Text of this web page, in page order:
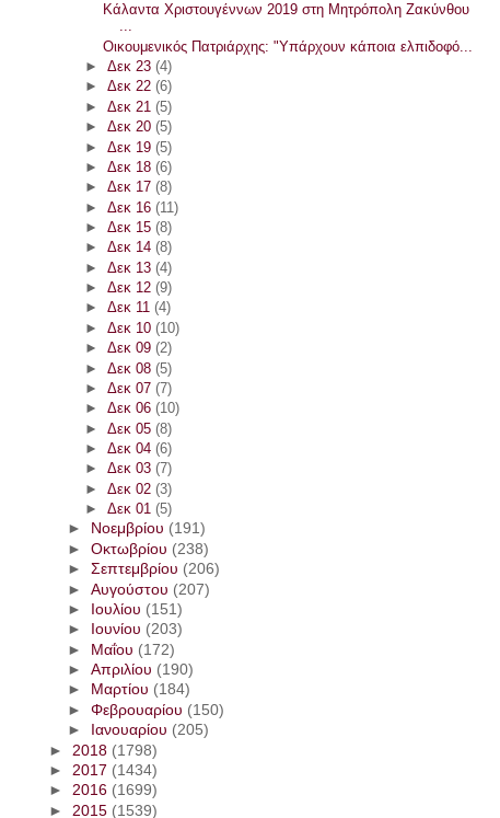
Κάλαντα Χριστουγέννων 2019 στη Μητρόπολη Ζακύνθου
...
Οικουμενικός Πατριάρχης: "Υπάρχουν κάποια ελπιδοφό...
► Δεκ 23 (4)
► Δεκ 22 (6)
► Δεκ 21 (5)
► Δεκ 20 (5)
► Δεκ 19 (5)
► Δεκ 18 (6)
► Δεκ 17 (8)
► Δεκ 16 (11)
► Δεκ 15 (8)
► Δεκ 14 (8)
► Δεκ 13 (4)
► Δεκ 12 (9)
► Δεκ 11 (4)
► Δεκ 10 (10)
► Δεκ 09 (2)
► Δεκ 08 (5)
► Δεκ 07 (7)
► Δεκ 06 (10)
► Δεκ 05 (8)
► Δεκ 04 (6)
► Δεκ 03 (7)
► Δεκ 02 (3)
► Δεκ 01 (5)
►
Νοεμβρίου (191)
► Οκτωβρίου (238)
► Σεπτεμβρίου (206)
► Αυγούστου (207)
►
Ιουλίου (151)
►
Ιουνίου (203)
► Μαΐου (172)
► Απριλίου (190)
►
Μαρτίου (184)
► Φεβρουαρίου (150)
►
Ιανουαρίου (205)
► 2018 (1798)
► 2017 (1434)
►2016 (1699)
► 2015 (1539)